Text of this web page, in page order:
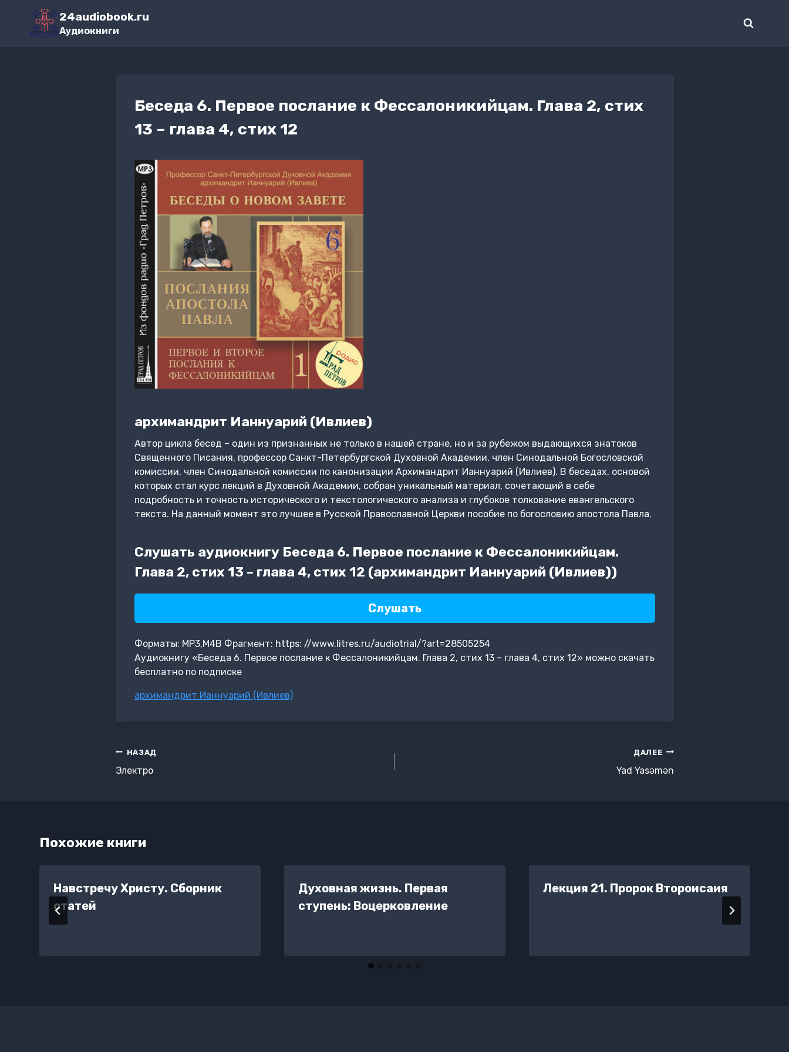
Перейти
содержимому
24audiobook.ru
Аудиокниги
Беседа 6. Первое послание к Фессалоникийцам. Глава 2, стих
13 – глава 4, стих 12
архимандрит Ианнуарий (Ивлиев)
Автор цикла бесед – один из признанных не только в нашей стране, но и за рубежом выдающихся знатоков
Священного Писания, профессор Санкт-Петербургской Духовной Академии, член Синодальной Богословской
комиссии, член Синодальной комиссии по канонизации Архимандрит Ианнуарий (Ивлиев). В беседах, основой
которых стал курс лекций в Духовной Академии, собран уникальный материал, сочетающий в себе
подробность и точность исторического и текстологического анализа и глубокое толкование евангельского
текста. На данный момент это лучшее в Русской Православной Церкви пособие по богословию апостола Павла.
Слушать аудиокнигу Беседа 6. Первое послание к Фессалоникийцам.
Глава 2, стих 13 – глава 4, стих 12 (архимандрит Ианнуарий (Ивлиев))
Слушать
Форматы: MP3,M4B Фрагмент: https: //www.litres.ru/audiotrial/?art=28505254
Аудиокнигу «Беседа 6. Первое послание к Фессалоникийцам. Глава 2, стих 13 – глава 4, стих 12» можно скачать
бесплатно по подписке
Метки
архимандрит Ианнуарий (Ивлиев)
Навигация
по
НАЗАД
Электро
ДАЛЕЕ
Yad Yasəmən
Похожие книги
Навстречу Христу. Сборник
статей
Духовная жизнь. Первая
ступень: Воцерковление
Лекция 21. Пророк Второисаия